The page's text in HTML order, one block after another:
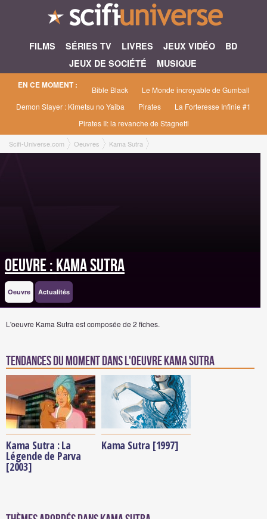
FILMS SÉRIES TV LIVRES JEUX VIDÉO
BD
JEUX DE SOCIÉTÉ
MUSIQUE
EN CE MOMENT : Bible Black
Le Monde incroyable de Gumball
Demon Slayer : Kimetsu no Yaiba
Pirates
La Forteresse Infinie #1
Pirates II: la revanche de Stagnetti
Scifi-Universe.com Oeuvres Kama Sutra
Oeuvre : Kama Sutra
Oeuvre Actualités
L'oeuvre Kama Sutra est composée de 2 fiches.
Tendances du moment dans l'oeuvre Kama Sutra
Kama Sutra : La
Légende de Parva
[2003]
Kama Sutra [1997]